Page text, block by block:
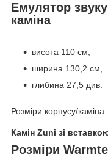
Розміри
Камін Zuni зі
Розміри корпусу/каміна:
висота 110 см,
ширина 130,2 см,
глибина 27,5 див.
Емулятор
каміна